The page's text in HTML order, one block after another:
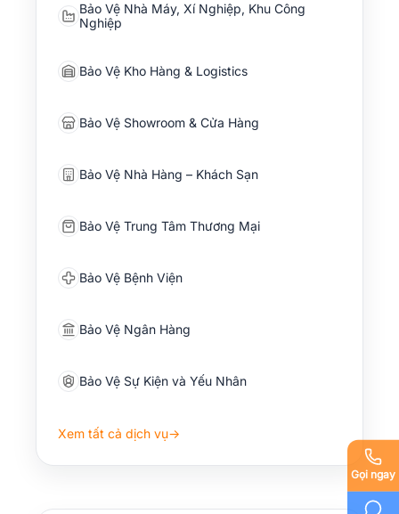
Gọi ngay
Bảo Vệ Nhà Máy, Xí Nghiệp, Khu Công
Nghiệp
Bảo Vệ Kho Hàng & Logistics
Bảo Vệ Showroom & Cửa Hàng
Bảo Vệ Nhà Hàng – Khách Sạn
Bảo Vệ Trung Tâm Thương Mại
Bảo Vệ Bệnh Viện
Bảo Vệ Ngân Hàng
Bảo Vệ Sự Kiện và Yếu Nhân
Xem tất cả dịch vụ→